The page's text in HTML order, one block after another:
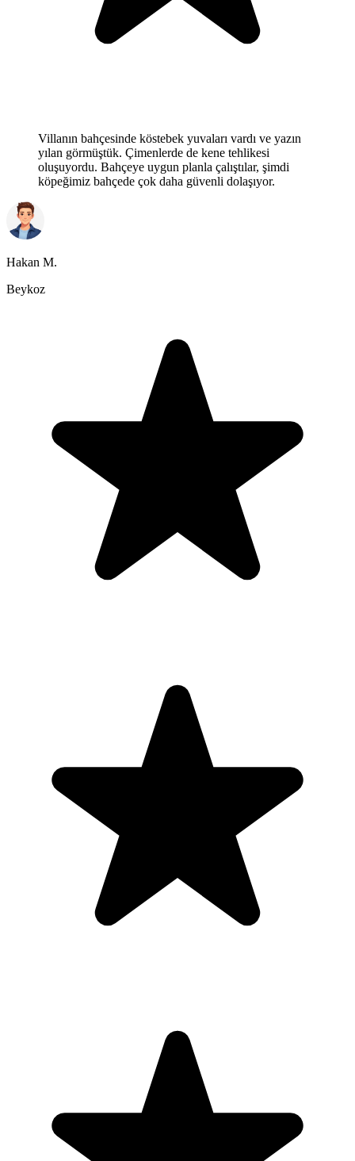
Villanın bahçesinde köstebek yuvaları vardı ve yazın
yılan görmüştük. Çimenlerde de kene tehlikesi
oluşuyordu. Bahçeye uygun planla çalıştılar, şimdi
köpeğimiz bahçede çok daha güvenli dolaşıyor.
Hakan M.
Beykoz